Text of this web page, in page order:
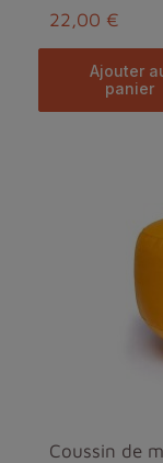
22,00 €
ajouter au
panier